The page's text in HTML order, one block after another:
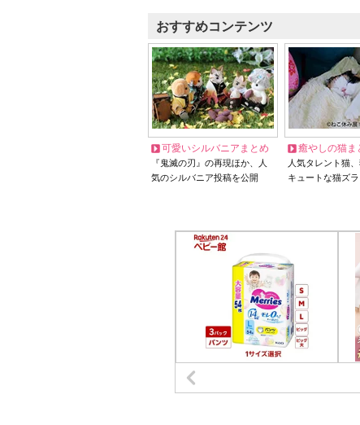
おすすめコンテンツ
可愛いシルバニアまとめ
『鬼滅の刃』の再現ほか、人
気のシルバニア投稿を公開
癒やしの猫ま
人気タレント猫
キュートな猫ズラ